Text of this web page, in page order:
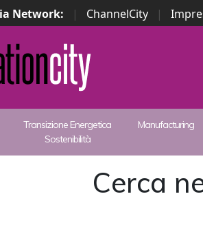
Network: | ChannelCity |
Transizione Energetica
Sostenibilità
Manufacturing
Cerca